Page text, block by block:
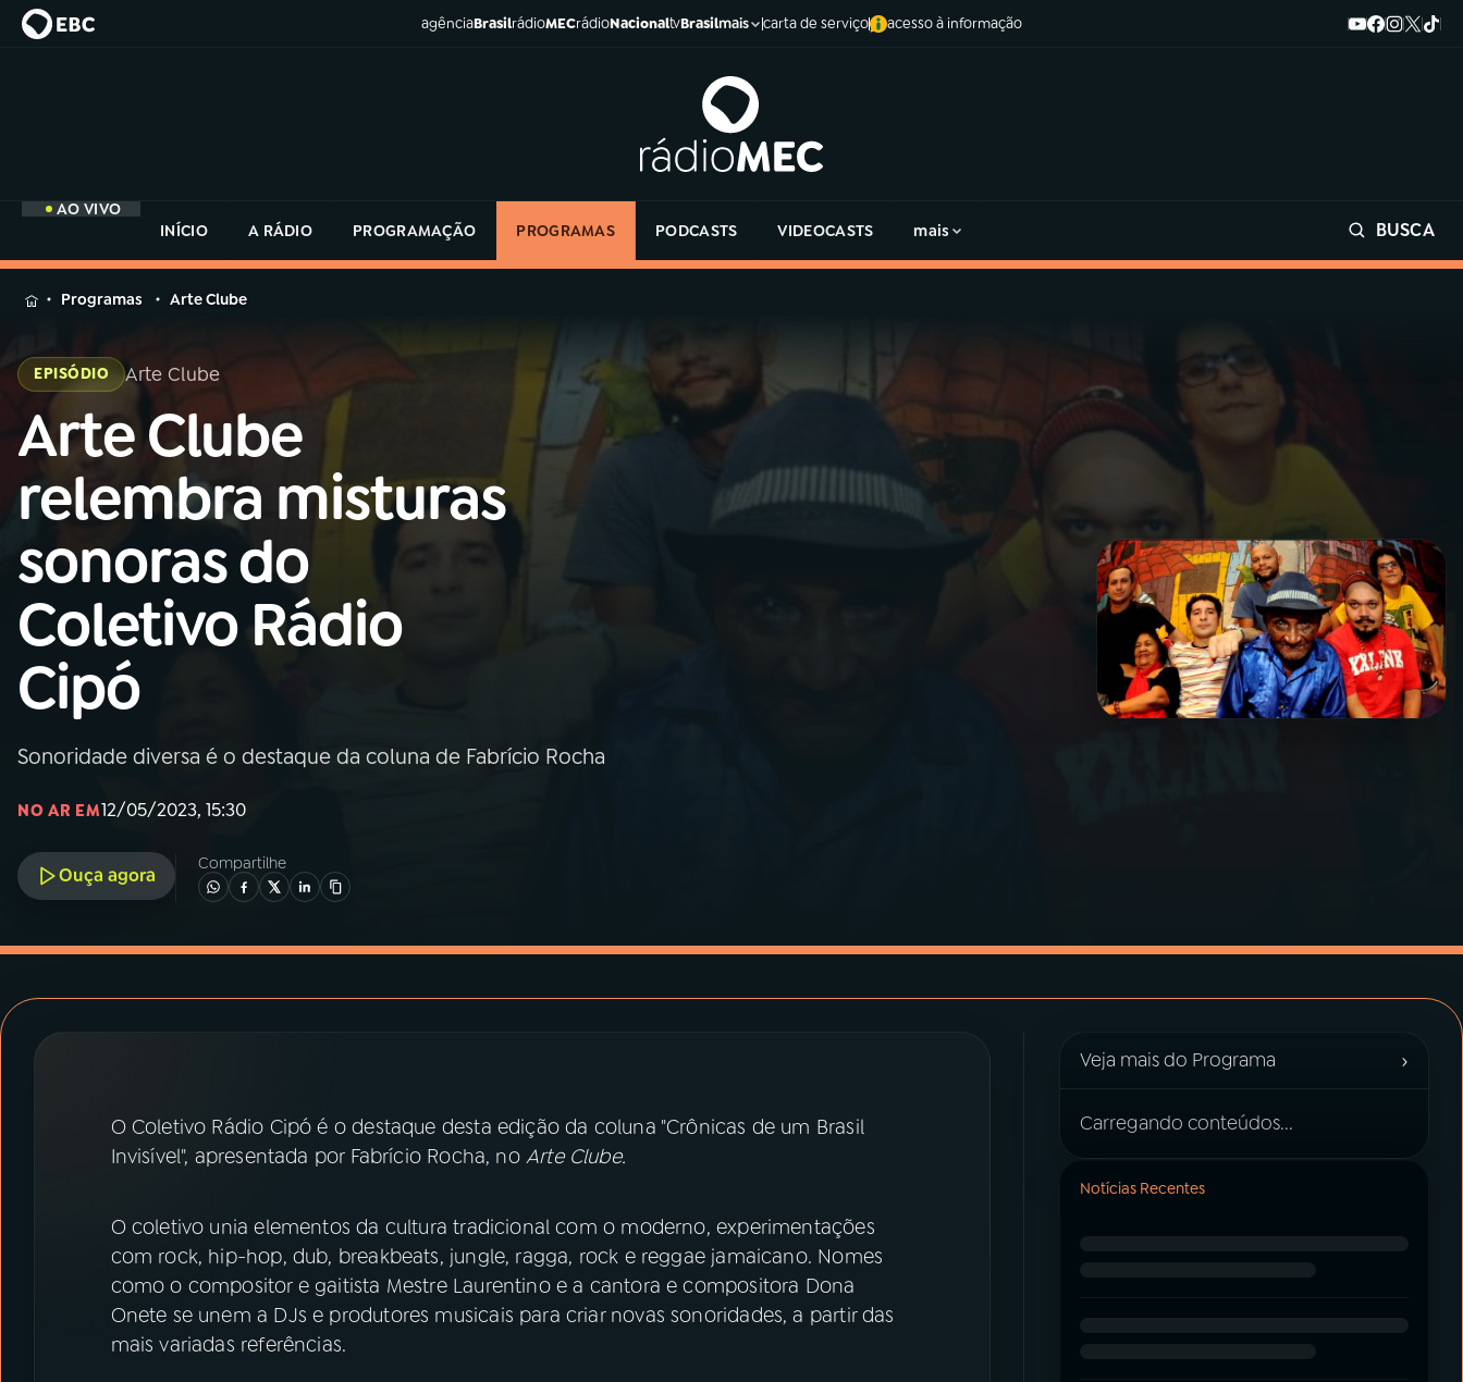
agênciaBrasilrádioMECrádioNacionaltvBrasilmais carta de serviço acesso à informação
AO VIVO
INÍCIO
A RÁDIO PROGRAMAÇÃO PROGRAMAS PODCASTS VIDEOCASTS mais BUSCA
MENU
Buscar
na
Rádio
MEC
Buscar
AO VIVO
01INÍCIO
02A RÁDIO
03 PROGRAMAÇÃO
04PROGRAMAS
ACOMPANHE A RÁDIO MEC
Instagram X
na
Rádio
MEC
Programas Arte Clube
EPISÓDIO Arte Clube
Arte Clube
relembra misturas
sonoras do
Coletivo Rádio
Cipó
Sonoridade diversa é o destaque da coluna de Fabrício Rocha
NO AR EM12/05/2023, 15:30
Ouça agora
Compartilhe
O Coletivo Rádio Cipó é o destaque desta edição da coluna "Crônicas de um Brasil
Invisível", apresentada por Fabrício Rocha, no Arte Clube.
O coletivo unia elementos da cultura tradicional com o moderno, experimentações
com rock, hip-hop, dub, breakbeats, jungle, ragga, rock e reggae jamaicano. Nomes
como o compositor e gaitista Mestre Laurentino e a cantora e compositora Dona
Onete se unem a DJs e produtores musicais para criar novas sonoridades, a partir das
mais variadas referências.
Veja mais do Programa ›
Carregando conteúdos...
Notícias Recentes